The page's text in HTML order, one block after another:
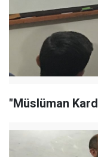
"Müslüman